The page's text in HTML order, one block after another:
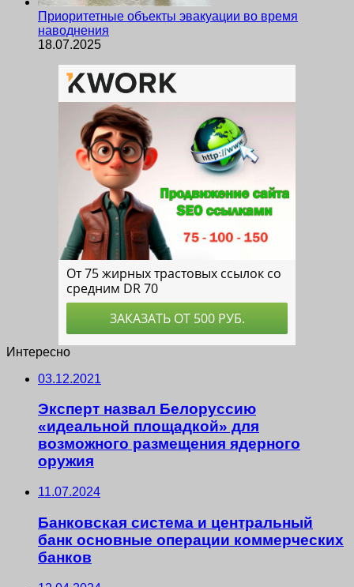
Приоритетные объекты эвакуации во время
наводнения
18.07.2025
Интересно
03.12.2021
Эксперт назвал Белоруссию
«идеальной площадкой» для
возможного размещения ядерного
оружия
11.07.2024
Банковская система и центральный
банк основные операции коммерческих
банков